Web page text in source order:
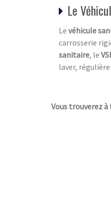
Le
Le véhicule
carrosserie
sanitaire, le
laver,
Vous trouverez